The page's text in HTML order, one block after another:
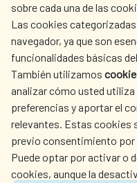
sobre cada una de las
Las cookies
navegador, ya que son
funcionalidades básicas
También utilizamos
analizar cómo usted
preferencias y aportar el
relevantes. Estas cookies
previo consentimiento por
Puede optar por activar o
cookies, aunque la
LA AECID
ACCIÓN HUMANITARIA
CULTURA Y CIENCIA
NUESTRAS REDES